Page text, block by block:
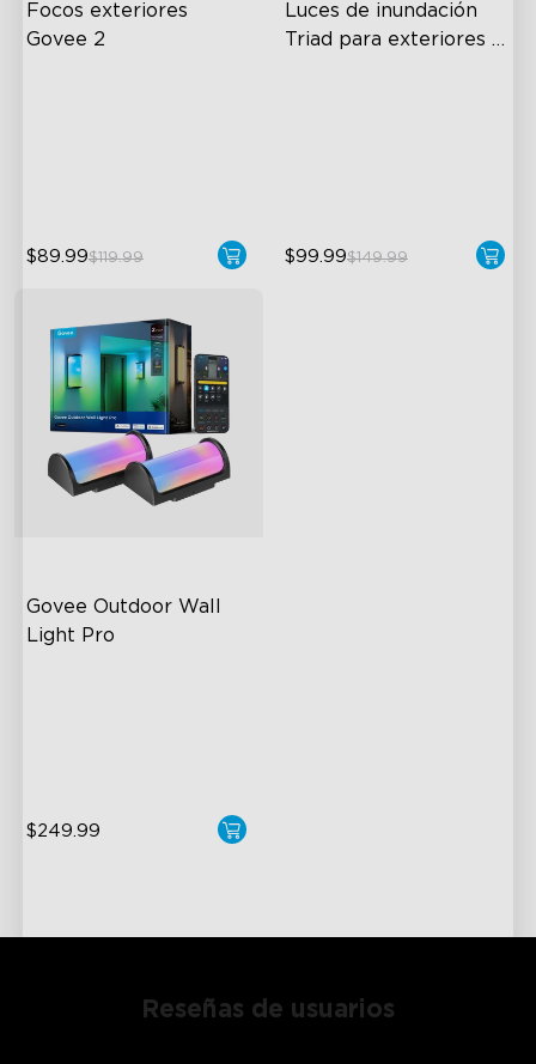
Focos exteriores
Govee 2
$89.99$119.99
Luces de inundación
Triad para exteriores
$99.99$149.99
Govee Outdoor Wall
Light Pro
$249.99
Reseñas de usuarios